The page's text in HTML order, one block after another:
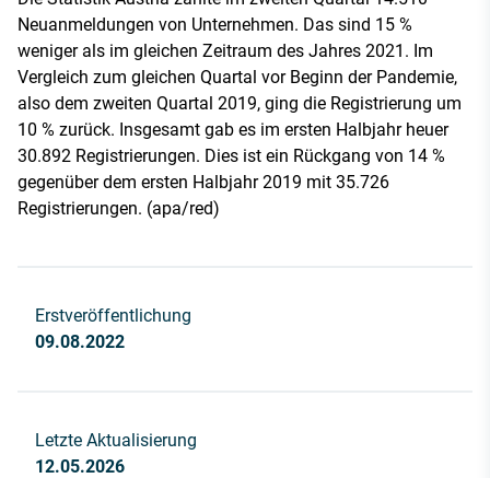
Neuanmeldungen von Unternehmen. Das sind 15 %
weniger als im gleichen Zeitraum des Jahres 2021. Im
Vergleich zum gleichen Quartal vor Beginn der Pandemie,
also dem zweiten Quartal 2019, ging die Registrierung um
10 % zurück. Insgesamt gab es im ersten Halbjahr heuer
30.892 Registrierungen. Dies ist ein Rückgang von 14 %
gegenüber dem ersten Halbjahr 2019 mit 35.726
Registrierungen. (apa/red)
Erstveröffentlichung
09.08.2022
Letzte Aktualisierung
12.05.2026